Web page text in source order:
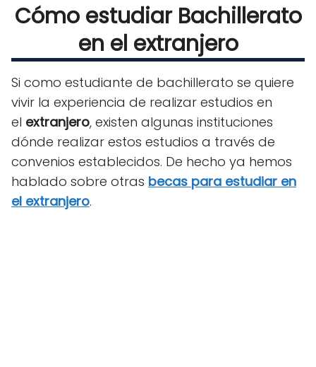
Cómo estudiar Bachillerato
en el extranjero
Si como estudiante de bachillerato se quiere
vivir la experiencia de realizar estudios en
el extranjero, existen algunas instituciones
dónde realizar estos estudios a través de
convenios establecidos. De hecho ya hemos
hablado sobre otras becas para estudiar en
el extranjero.